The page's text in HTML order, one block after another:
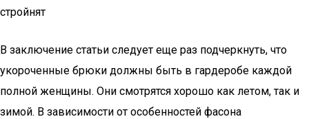
стройнят
В заключение статьи следует еще раз подчеркнуть, что
укороченные брюки должны быть в гардеробе каждой
полной женщины. Они смотрятся хорошо как летом, так и
зимой. В зависимости от особенностей фасона